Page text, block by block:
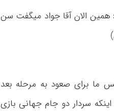
همین الان آقا جواد میگفت سن
ما برای صعود به مرحله بعد
سردار دو جام جهانی بازی